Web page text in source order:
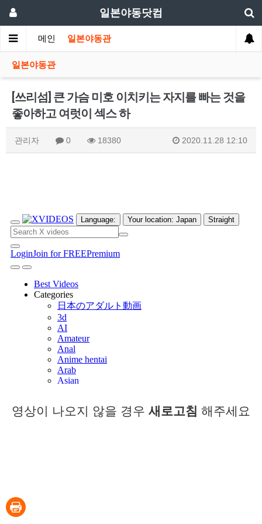
일본야동닷컴
메인 일본야동관
일본야동관
[쓰리섬] 큰 가슴 미호 이치키는 자지를 빠는 것을
좋아하고 여럿이 섹스 하
관리자 0 18380 2020.11.28 12:10
영상이 나오지 않을 경우 새로고침 해주세요